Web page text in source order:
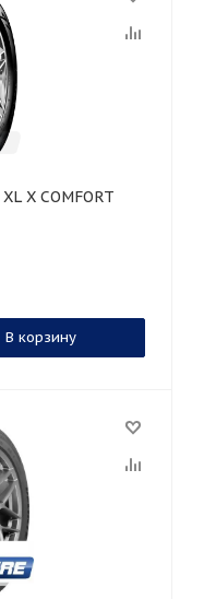
В корзину